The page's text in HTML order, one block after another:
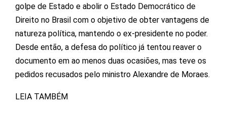
golpe de Estado e abolir o Estado Democrático de
Direito no Brasil com o objetivo de obter vantagens de
natureza política, mantendo o ex-presidente no poder.
Desde então, a defesa do político já tentou reaver o
documento em ao menos duas ocasiões, mas teve os
pedidos recusados pelo ministro Alexandre de Moraes.
LEIA TAMBÉM